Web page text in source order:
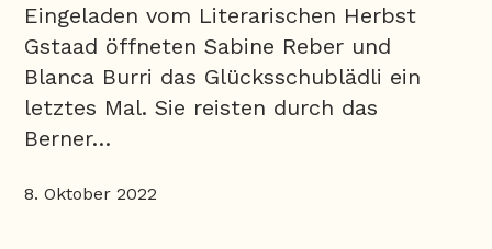
Eingeladen vom Literarischen Herbst
Gstaad öffneten Sabine Reber und
Blanca Burri das Glücksschublädli ein
letztes Mal. Sie reisten durch das
Berner…
8. Oktober 2022